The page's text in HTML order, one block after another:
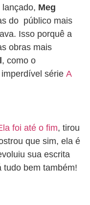
lançado, Meg
do público mais
Isso porquê a
obras mais
, como o
série A
foi até o fim, tirou
que sim, ela é
sua escrita
tudo bem também!